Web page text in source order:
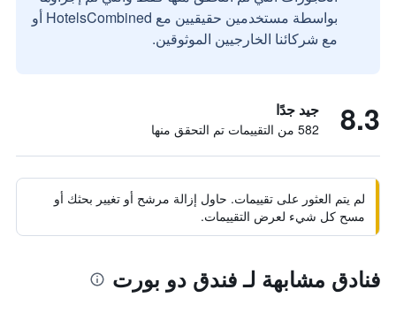
بواسطة مستخدمين حقيقيين مع HotelsCombined أو
مع شركائنا الخارجيين الموثوقين.
8.3 جيد جدًا
582 من التقييمات تم التحقق منها
لم يتم العثور على تقييمات. حاول إزالة مرشح أو تغيير بحثك أو
مسح كل شيء لعرض التقييمات.
فنادق مشابهة لـ فندق دو بورت